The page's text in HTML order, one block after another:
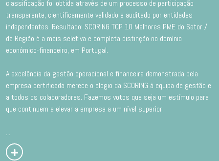
classificação foi obtida através de um processo de participação
transparente, cientificamente validado e auditado por entidades
independentes. Resultado: SCORING TOP 10 Melhores PME do Setor /
da Região é a mais seletiva e completa distinção no domínio
económico-financeiro, em Portugal.
A excelência da gestão operacional e financeira demonstrada pela
empresa certificada merece o elogio da SCORING à equipa de gestão e
a todos os colaboradores. Fazemos votos que seja um estímulo para
que continuem a elevar a empresa a um nível superior.
...